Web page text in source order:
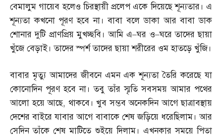
বেমালুম গায়েব হলেও চিরস্থায়ী প্রলেপ একে দিয়েছে শূন্যতার। এ
শূন্যতা কখনো পূরণ হবে না। বাবা বলে ডাকা আর বাবা ডাক
শোনার দুটি প্রাণপ্রিয় মুখচ্ছবি। আমি এ–ঘর ও–ঘরে তাদের ছায়া
খুঁজে বেড়াই। তাদের স্পর্শ তাদের ছায়া শরীরের ওম হাতড়ে খুঁজি।
বাবার মৃত্যু আমাদের জীবনে এমন এক শূন্যতা তৈরি করেছে যা
কোনোদিন পূরণ হবে না। তবু তাঁর স্মৃতি সবসময় আমার পথের
আলো হয়ে আছে, থাকবে। খুব সম্ভব অনেকদিন আগে ছাত্রাবস্থায়
দেশের বাইরে যাবার আগে বাবাকে শেষ জড়িয়ে ধরেছিলাম। আর
সেদিন তাঁকে শেষ মাটিতে শুইয়ে দিলাম। এখনকার সময়ে পিতা